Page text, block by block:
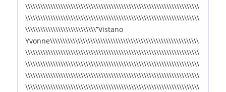
\\\\\\\\\\\\\\\\\\\\\\\\\\\\\\\\\\\\\\\\\\\\\\\\\\\\\\\\\\\\\\\\\\\\\
\\\\\\\\\\\\\\\\\\\\\\\\\\\\\\\\\\\\\\\\\\\\\\\\\\\\\\\\\\\\\\\\\\\\\
\\\\\\\\\\\\\\\\\\\\\\\\\\\\”Vistano
Yvonne\\\\\\\\\\\\\\\\\\\\\\\\\\\\\\\\\\\\\\\\\\\\\\\\\\\\\\\\\\\
\\\\\\\\\\\\\\\\\\\\\\\\\\\\\\\\\\\\\\\\\\\\\\\\\\\\\\\\\\\\\\\\\\\\\
\\\\\\\\\\\\\\\\\\\\\\\\\\\\\\\\\\\\\\\\\\\\\\\\\\\\\\\\\\\\\\\\\\\\\
\\\\\\\\\\\\\\\\\\\\\\\\\\\\\\\\\\\\\\\\\\\\\\\\\\\\\\\\\\\\\\\\\\\\\
\\\\\\\\\\\\\\\\\\\\\\\\\\\\\\\\\\\\\\\\\\\\\\\\\\\\\\\\\\\\\\\\\\\\\